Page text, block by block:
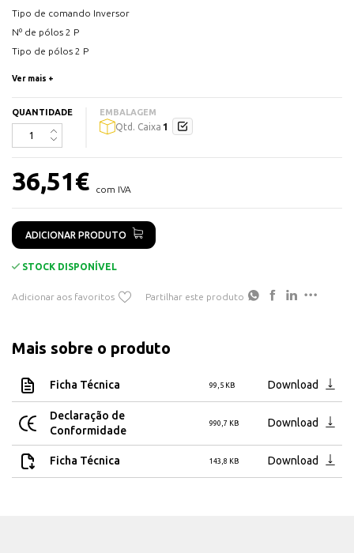
Tipo de comando Inversor
Nº de pólos 2 P
Tipo de pólos 2 P
Frequência de funcionamento 50/60
Tensão estipulada de isolamento 440 V
Tipo de tensão de comando 1 AC
Profundidade produto instalado 70 mm
Largura produto instalado 35 mm
Ver mais +
QUANTIDADE EMBALAGEM
Qtd. Caixa 1
36,51€ com IVA
ADICIONAR PRODUTO
STOCK DISPONÍVEL
Adicionar aos favoritos Partilhar este produto
Mais sobre o produto
Ficha Técnica 99,5 KB Download
Declaração de
Conformidade
990,7 KB Download
Ficha Técnica 143,8 KB Download